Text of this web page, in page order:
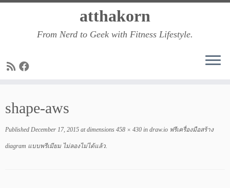
atthakorn
From Nerd to Geek with Fitness Lifestyle.
shape-aws
Published December 17, 2015 at dimensions 458 × 430 in draw.io ฟรีเครื่องมือสร้าง
diagram แบบพรีเมียม ไม่ลองไม่ได้แล้ว.